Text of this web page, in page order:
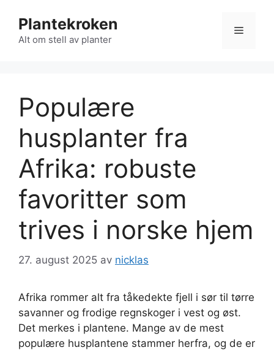
innhold
Plantekroken
Alt om stell av planter
Meny
Populære
husplanter fra
Afrika: robuste
favoritter som
trives i norske hjem
27. august 2025 av nicklas
Afrika rommer alt fra tåkedekte fjell i sør til tørre
savanner og frodige regnskoger i vest og øst.
Det merkes i plantene. Mange av de mest
populære husplantene stammer herfra, og de er